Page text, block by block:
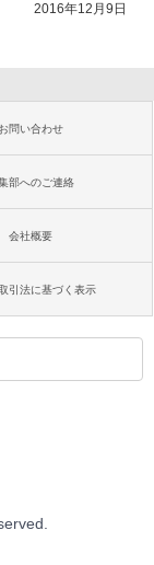
2016年12月9日
お問い合わせ
部へのご連絡
会社概要
引法に基づく表示